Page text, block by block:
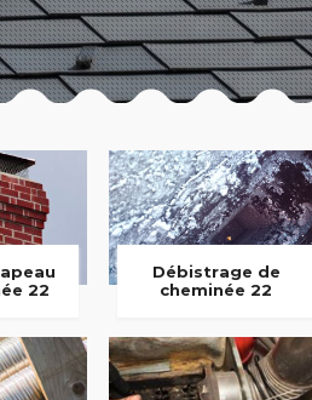
22
Débistrage de
cheminée 22